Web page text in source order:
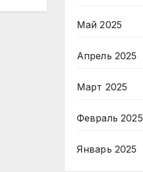
Май 2025
Апрель 2025
Март 2025
Февраль 2025
Январь 2025